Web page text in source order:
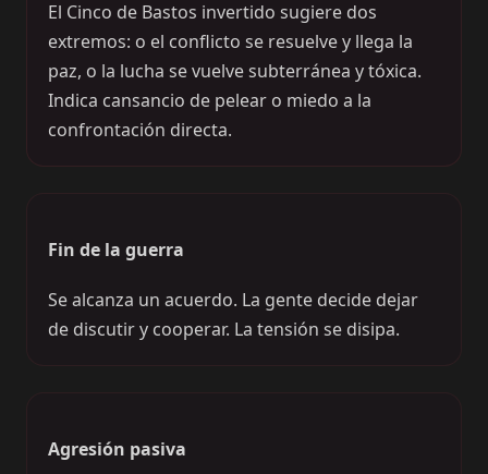
El Cinco de Bastos invertido sugiere dos
extremos: o el conflicto se resuelve y llega la
paz, o la lucha se vuelve subterránea y tóxica.
Indica cansancio de pelear o miedo a la
confrontación directa.
Fin de la guerra
Se alcanza un acuerdo. La gente decide dejar
de discutir y cooperar. La tensión se disipa.
Agresión pasiva